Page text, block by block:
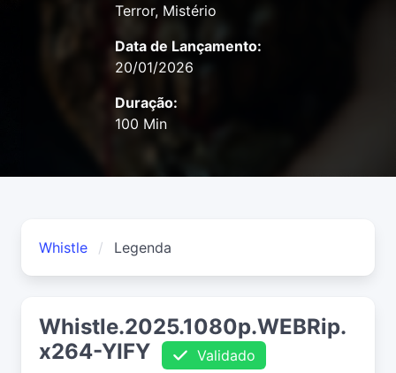
Terror, Mistério
Data de Lançamento:
20/01/2026
Duração:
100 Min
Whistle Legenda
Whistle.2025.1080p.WEBRip.
x264-YIFY
Validado